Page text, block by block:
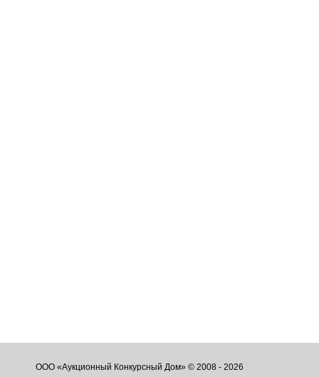
ООО «Аукционный Конкурсный Дом» © 2008 - 2026